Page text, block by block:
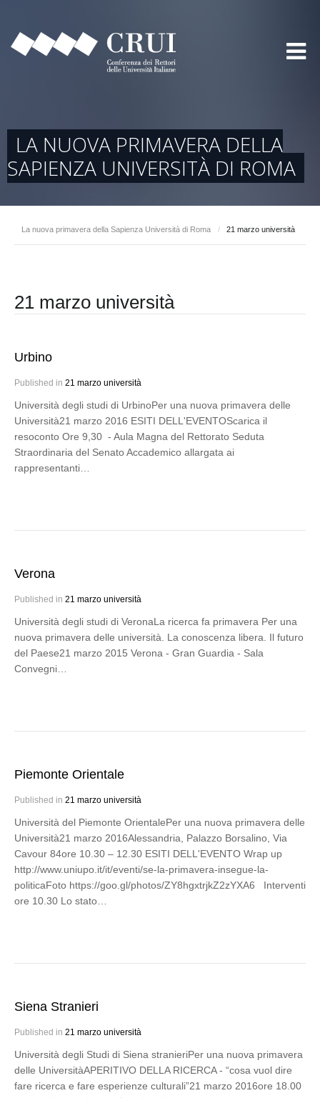
LA NUOVA PRIMAVERA DELLA
SAPIENZA UNIVERSITÀ DI ROMA
La nuova primavera della Sapienza Università di Roma / 21 marzo università
21 marzo università
Urbino
Published in 21 marzo università
Università degli studi di UrbinoPer una nuova primavera delle
Università21 marzo 2016 ESITI DELL'EVENTOScarica il
resoconto Ore 9,30 - Aula Magna del Rettorato Seduta
Straordinaria del Senato Accademico allargata ai
rappresentanti…
Verona
Published in 21 marzo università
Università degli studi di VeronaLa ricerca fa primavera Per una
nuova primavera delle università. La conoscenza libera. Il futuro
del Paese21 marzo 2015 Verona - Gran Guardia - Sala
Convegni…
Piemonte Orientale
Published in 21 marzo università
Università del Piemonte OrientalePer una nuova primavera delle
Università21 marzo 2016Alessandria, Palazzo Borsalino, Via
Cavour 84ore 10.30 – 12.30 ESITI DELL'EVENTO Wrap up
http://www.uniupo.it/it/eventi/se-la-primavera-insegue-la-
politicaFoto https://goo.gl/photos/ZY8hgxtrjkZ2zYXA6 Interventi
ore 10.30 Lo stato…
Siena Stranieri
Published in 21 marzo università
Università degli Studi di Siena stranieriPer una nuova primavera
delle UniversitàAPERITIVO DELLA RICERCA - “cosa vuol dire
fare ricerca e fare esperienze culturali”21 marzo 2016ore 18.00